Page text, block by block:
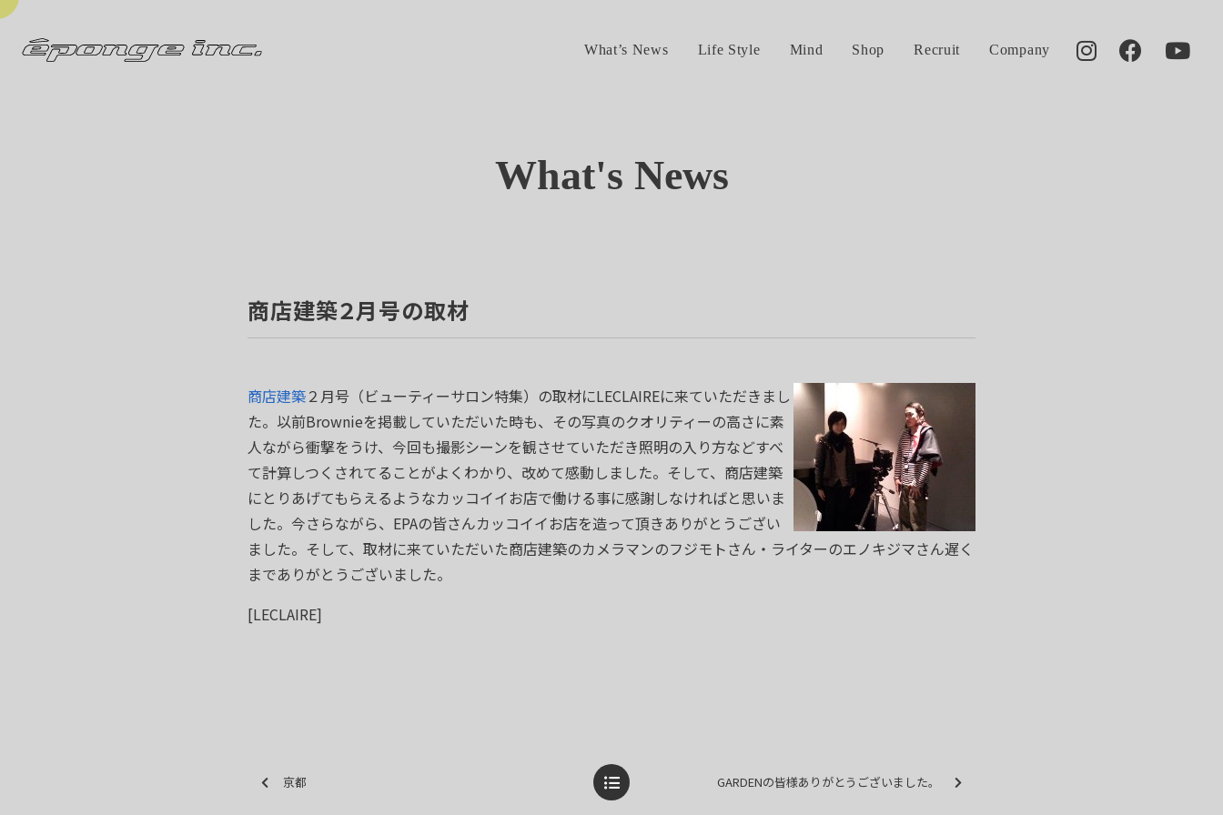
What’s News Life Style Mind Shop Recruit Company
What's News
商店建築２月号の取材
商店建築２月号（ビューティーサロン特集）の取材にLECLAIREに来ていただきまし
た。以前Brownieを掲載していただいた時も、その写真のクオリティーの高さに素
人ながら衝撃をうけ、今回も撮影シーンを観させていただき照明の入り方などすべ
て計算しつくされてることがよくわかり、改めて感動しました。そして、商店建築
にとりあげてもらえるようなカッコイイお店で働ける事に感謝しなければと思いま
した。今さらながら、EPAの皆さんカッコイイお店を造って頂きありがとうござい
ました。そして、取材に来ていただいた商店建築のカメラマンのフジモトさん・ライターのエノキジマさん遅く
までありがとうございました。
[LECLAIRE]
京都 GARDENの皆様ありがとうございました。